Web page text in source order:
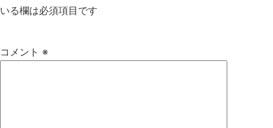
いる欄は必須項目です
コメント ※